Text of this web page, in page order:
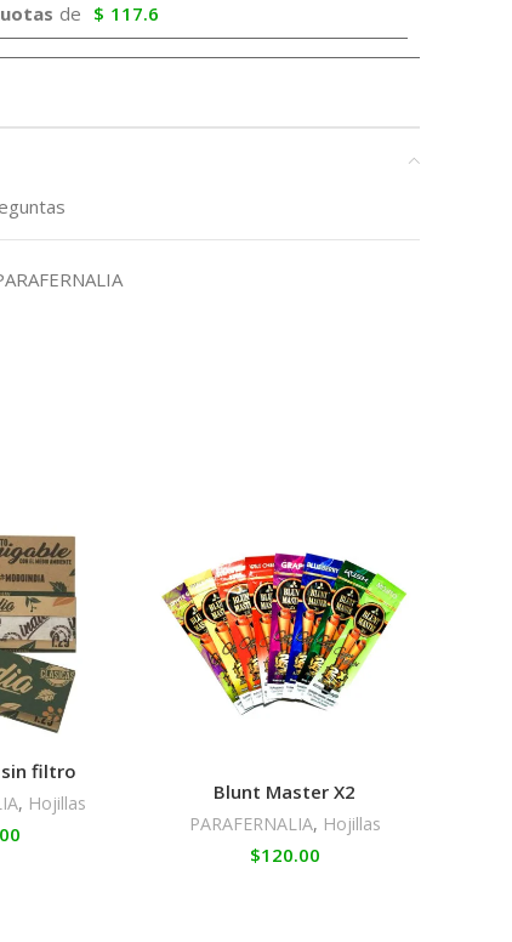
de $ 117.6
sin filtro
, Hojillas Blunt Master X2
PARAFERNALIA, Hojillas
$120.00